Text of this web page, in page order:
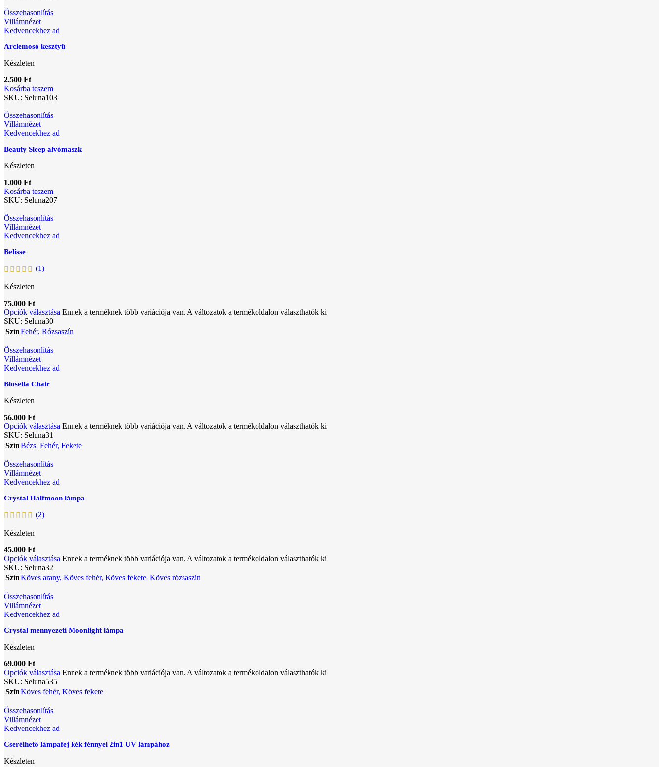
Összehasonlítás
Villámnézet
Kedvencekhez ad
Arclemosó kesztyű
Készleten
2.500 Ft
Kosárba teszem
SKU: Seluna103
Összehasonlítás
Villámnézet
Kedvencekhez ad
Beauty Sleep alvómaszk
Készleten
1.000 Ft
Kosárba teszem
SKU: Seluna207
Összehasonlítás
Villámnézet
Kedvencekhez ad
Belisse
(1)
Készleten
75.000 Ft
Opciók választása Ennek a terméknek több variációja van. A változatok a termékoldalon választhatók ki
SKU: Seluna30
SzínFehér, Rózsaszín
Összehasonlítás
Villámnézet
Kedvencekhez ad
Blosella Chair
Készleten
56.000 Ft
Opciók választása Ennek a terméknek több variációja van. A változatok a termékoldalon választhatók ki
SKU: Seluna31
SzínBézs, Fehér, Fekete
Összehasonlítás
Villámnézet
Kedvencekhez ad
Crystal Halfmoon lámpa
(2)
Készleten
45.000 Ft
Opciók választása Ennek a terméknek több variációja van. A változatok a termékoldalon választhatók ki
SKU: Seluna32
SzínKöves arany, Köves fehér, Köves fekete, Köves rózsaszín
Összehasonlítás
Villámnézet
Kedvencekhez ad
Crystal mennyezeti Moonlight lámpa
Készleten
69.000 Ft
Opciók választása Ennek a terméknek több variációja van. A változatok a termékoldalon választhatók ki
SKU: Seluna535
SzínKöves fehér, Köves fekete
Összehasonlítás
Villámnézet
Kedvencekhez ad
Cserélhető lámpafej kék fénnyel 2in1 UV lámpához
Készleten